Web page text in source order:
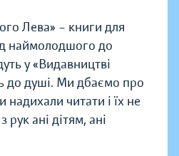
Лева» – книги для
наймолодшого до
у «Видавництві
до душі. Ми дбаємо про
читати і їх не
рук ані дітям, ані